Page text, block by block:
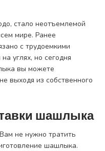
стало неотъемлемой
мире. Ранее
с трудоемкими
углях, но сегодня
вы можете
выходя из собственного
шашлыка
Вам не нужно тратить
шашлыка.